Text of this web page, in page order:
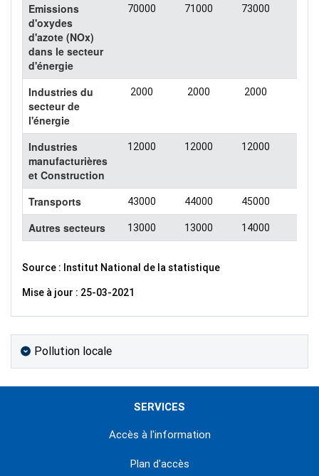
Emissions
d'oxydes
d'azote (NOx)
dans le secteur
d'énergie
70000 71000 73000
Industries du
secteur de
l'énergie
2000 2000 2000
Industries
manufacturières
et Construction
12000 12000 12000
Transports 43000 44000 45000
Autres secteurs 13000 13000 14000
Source : Institut National de la statistique
Mise à jour : 25-03-2021
Pollution locale
SERVICES
Accès à l'information
Plan d'accès